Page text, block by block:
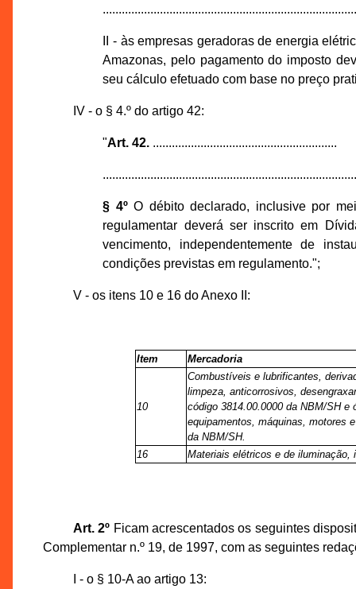
II - às empresas geradoras de energia
Amazonas, pelo pagamento do imposto
seu cálculo efetuado com base no preço
IV - o § 4.º do artigo 42:
"Art. 42. ..........................................................
§ 4ºO débito declarado, inclusive por
regulamentar deverá ser inscrito em
vencimento, independentemente de
condições previstas em regulamento.";
V - os itens 10 e 16 do Anexo II:
Item Mercadoria
10
Combustíveis e lubrificantes,
limpeza, anticorrosivos,
código 3814.00.0000 da NBM/SH e
equipamentos, máquinas, motores
da NBM/SH.
16
Materiais elétricos e de iluminação,
Art. 2º Ficam acrescentados os seguintes
Complementar n.º 19, de 1997, com as seguintes
I - o § 10-A ao artigo 13: